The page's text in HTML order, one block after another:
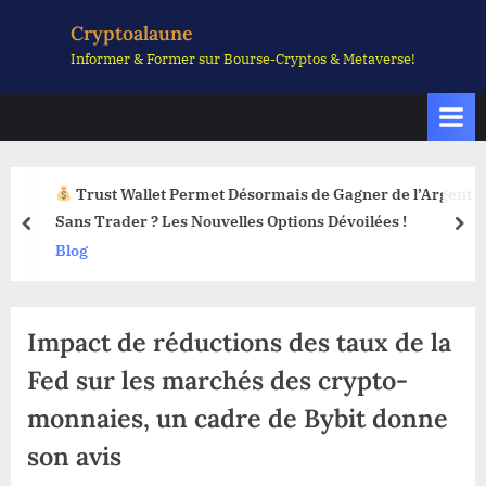
Cryptoalaune
Informer & Former sur Bourse-Cryptos & Metaverse!
Trust Wallet Permet Désormais de Gagner de l’Argent
Sans Trader ? Les Nouvelles Options Dévoilées !
Blog
prev
Impact de réductions des taux de la
Fed sur les marchés des crypto-
monnaies, un cadre de Bybit donne
son avis